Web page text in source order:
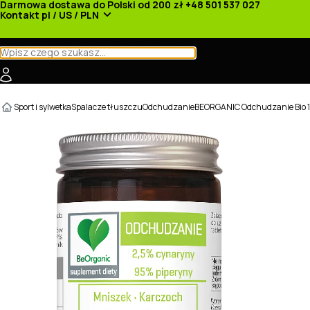
Darmowa dostawa do Polski od 200 zł +48 501 537 027
Kontakt pl / US / PLN
Sport i sylwetkaSpalacze tłuszczuOdchudzanieBEORGANIC Odchudzanie Bio